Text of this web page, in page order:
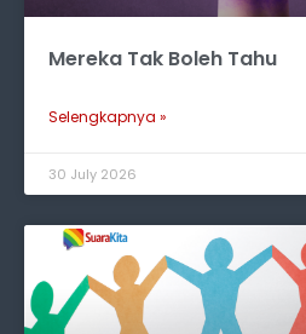
Mereka Tak Boleh Tahu
Selengkapnya »
30 July 2026